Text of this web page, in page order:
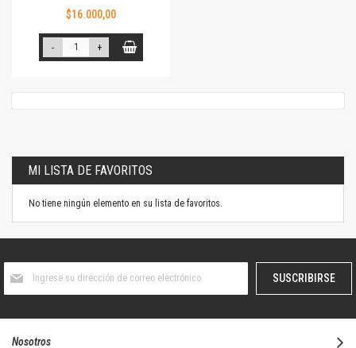
$16.000,00
- +
MI LISTA DE FAVORITOS
No tiene ningún elemento en su lista de favoritos.
boletín
SUSCRIBIRSE
Nosotros